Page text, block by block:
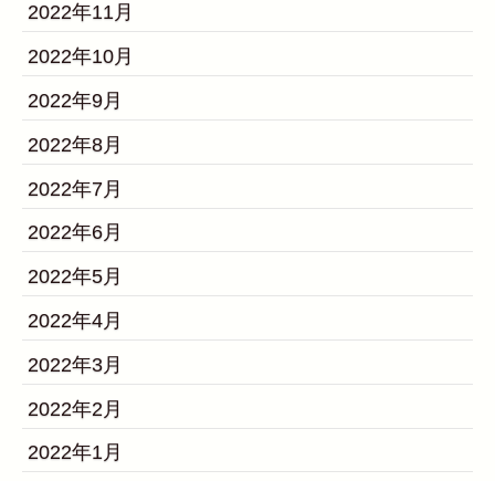
2022年11月
2022年10月
2022年9月
2022年8月
2022年7月
2022年6月
2022年5月
2022年4月
2022年3月
2022年2月
2022年1月